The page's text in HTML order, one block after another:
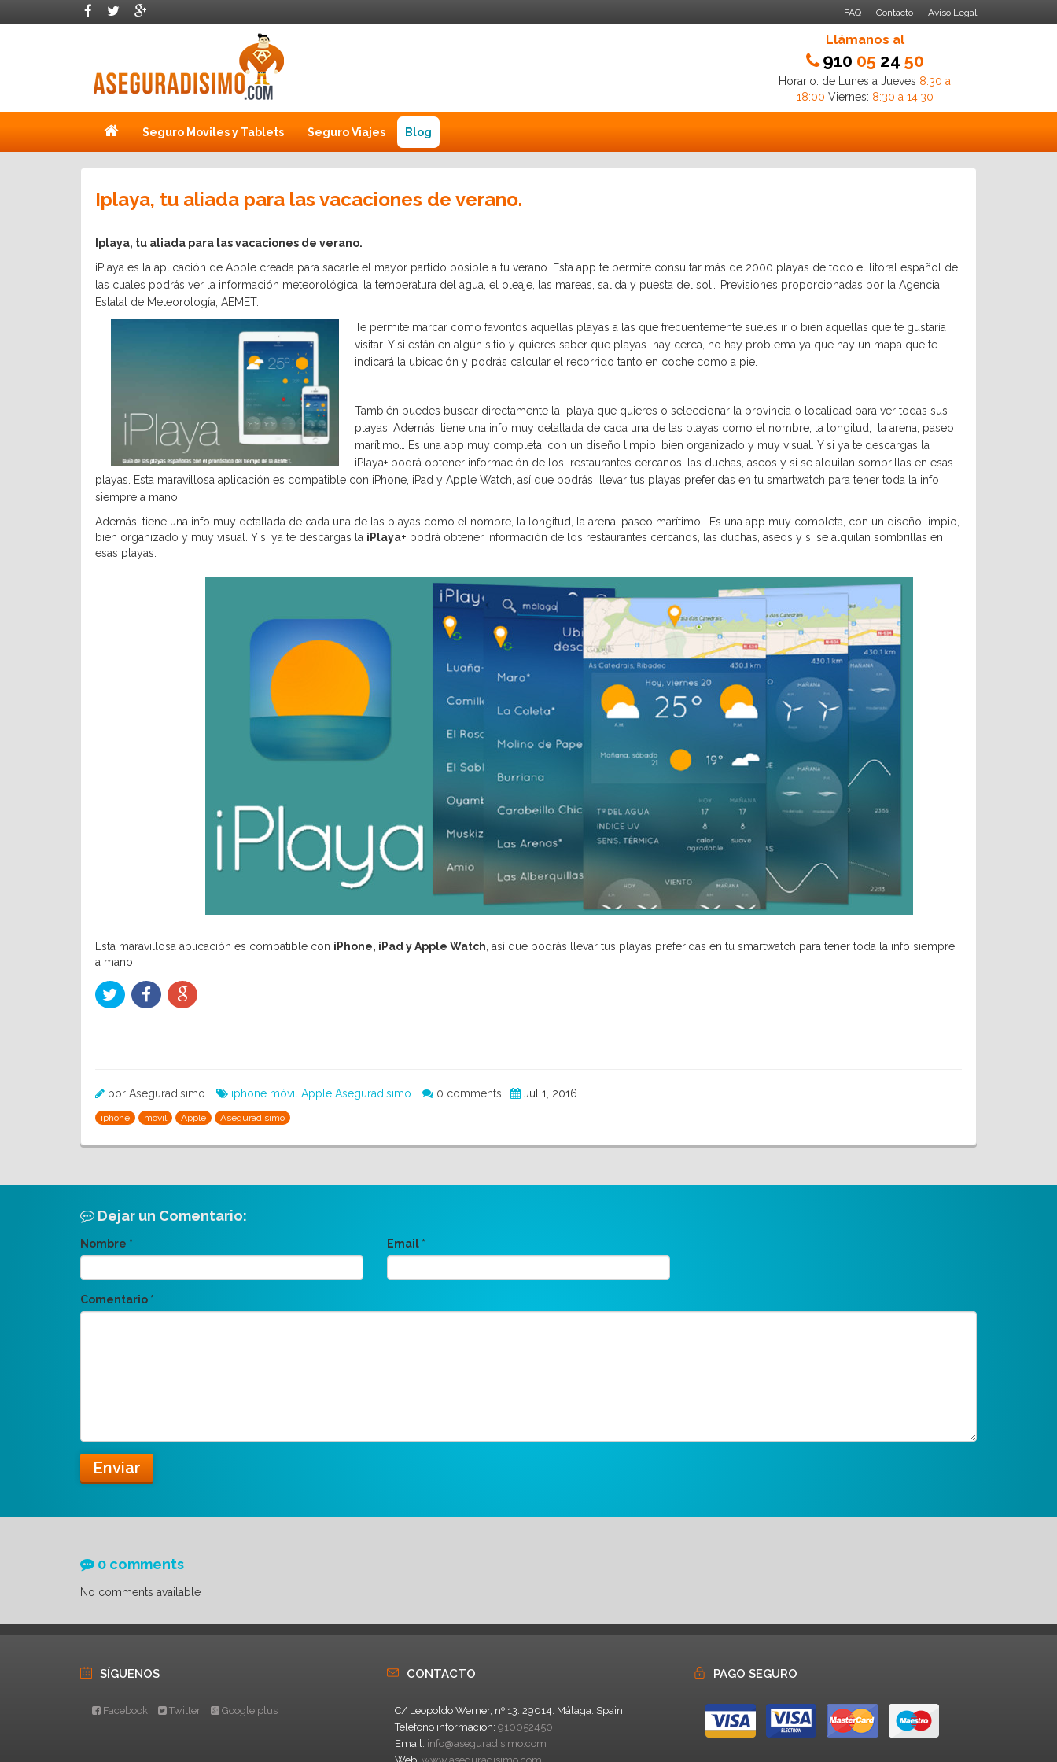
FAQ Contacto Aviso Legal
Llámanos al
910 05 24 50
Horario: de Lunes a Jueves 8:30 a
18:00 Viernes: 8:30 a 14:30
Seguro Moviles y Tablets Seguro Viajes Blog
Iplaya, tu aliada para las vacaciones de verano.
Iplaya, tu aliada para las vacaciones de verano.
iPlaya es la aplicación de Apple creada para sacarle el mayor partido posible a tu verano. Esta app te permite consultar más de 2000 playas de todo el litoral español de
las cuales podrás ver la información meteorológica, la temperatura del agua, el oleaje, las mareas, salida y puesta del sol… Previsiones proporcionadas por la Agencia
Estatal de Meteorología, AEMET.
Te permite marcar como favoritos aquellas playas a las que frecuentemente sueles ir o bien aquellas que te gustaría
visitar. Y si están en algún sitio y quieres saber que playas hay cerca, no hay problema ya que hay un mapa que te
indicará la ubicación y podrás calcular el recorrido tanto en coche como a pie.
También puedes buscar directamente la playa que quieres o seleccionar la provincia o localidad para ver todas sus
playas. Además, tiene una info muy detallada de cada una de las playas como el nombre, la longitud, la arena, paseo
marítimo… Es una app muy completa, con un diseño limpio, bien organizado y muy visual. Y si ya te descargas la
iPlaya+ podrá obtener información de los restaurantes cercanos, las duchas, aseos y si se alquilan sombrillas en esas
playas. Esta maravillosa aplicación es compatible con iPhone, iPad y Apple Watch, así que podrás llevar tus playas preferidas en tu smartwatch para tener toda la info
siempre a mano.
Además, tiene una info muy detallada de cada una de las playas como el nombre, la longitud, la arena, paseo marítimo… Es una app muy completa, con un diseño limpio,
bien organizado y muy visual. Y si ya te descargas la iPlaya+ podrá obtener información de los restaurantes cercanos, las duchas, aseos y si se alquilan sombrillas en
esas playas.
Esta maravillosa aplicación es compatible con iPhone, iPad y Apple Watch , así que podrás llevar tus playas preferidas en tu smartwatch para tener toda la info siempre
a mano.
por Aseguradisimo iphone móvil Apple Aseguradisimo 0 comments Jul 1, 2016
iphone móvil Apple Aseguradisimo
Dejar un Comentario:
Nombre * Email *
Comentario *
Enviar
0 comments
No comments available
SÍGUENOS
Facebook Twitter Google plus
CONTACTO
C/ Leopoldo Werner, nº 13. 29014. Málaga. Spain
Teléfono información: 910052450
Email: info@aseguradisimo.com
PAGO SEGURO